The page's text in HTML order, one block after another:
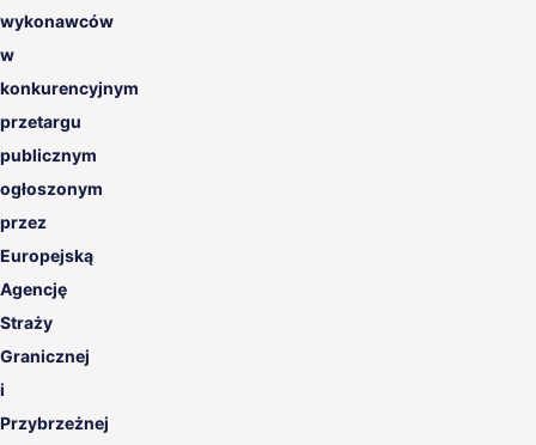
wykonawców
w
konkurencyjnym
przetargu
publicznym
ogłoszonym
przez
Europejską
Agencję
Straży
Granicznej
i
Przybrzeżnej